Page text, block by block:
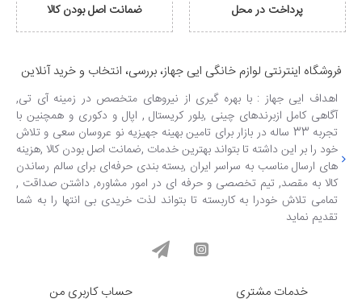
پرداخت در محل ضمانت اصل بودن کالا
فروشگاه اینترنتی لوازم خانگی ایی جهاز، بررسی، انتخاب و خرید آنلاین
اهداف ایی جهاز : با بهره گیری از نیروهای متخصص در زمینه آی تی,
آگاهی کامل ازبرندهای چینی ,بلور کریستال , اپال و دکوری و همچنین با
تجربه 33 ساله در بازار برای تامین بهینه جهیزیه نو عروسان سعی و تلاش
خود را بر این داشته تا بتواند بهترین خدمات ,ضمانت اصل بودن کالا ,هزینه
های ارسال مناسب به سراسر ایران ,بسته بندی حرفه‌ای برای سالم رساندن
کالا به مقصد, تیم تخصصی و حرفه ای در امور مشاوره, داشتن صداقت ,
تمامی تلاش خودرا به کاربسته تا بتواند لذت خریدی بی انتها را به شما
تقدیم نماید
خدمات مشتری حساب کاربری من